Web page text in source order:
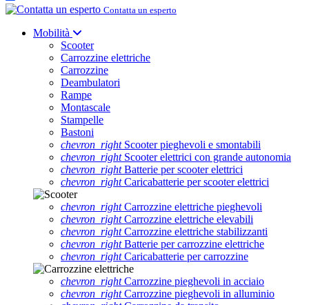
Contatta un esperto
Mobilità
Scooter
Carrozzine elettriche
Carrozzine
Deambulatori
Rampe
Montascale
Stampelle
Bastoni
chevron_rightScooter pieghevoli e smontabili
chevron_rightScooter elettrici con grande autonomia
chevron_rightBatterie per scooter elettrici
chevron_rightCaricabatterie per scooter elettrici
chevron_rightCarrozzine elettriche pieghevoli
chevron_rightCarrozzine elettriche elevabili
chevron_rightCarrozzine elettriche stabilizzanti
chevron_rightBatterie per carrozzine elettriche
chevron_rightCaricabatterie per carrozzine
chevron_rightCarrozzine pieghevoli in acciaio
chevron_rightCarrozzine pieghevoli in alluminio